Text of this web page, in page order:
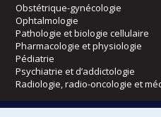
Obstétrique-gynécologie
Ophtalmologie
Pathologie et biologie cellulaire
Pharmacologie et physiologie
Pédiatrie
Psychiatrie et d’addictologie
Radiologie, radio-oncologie et